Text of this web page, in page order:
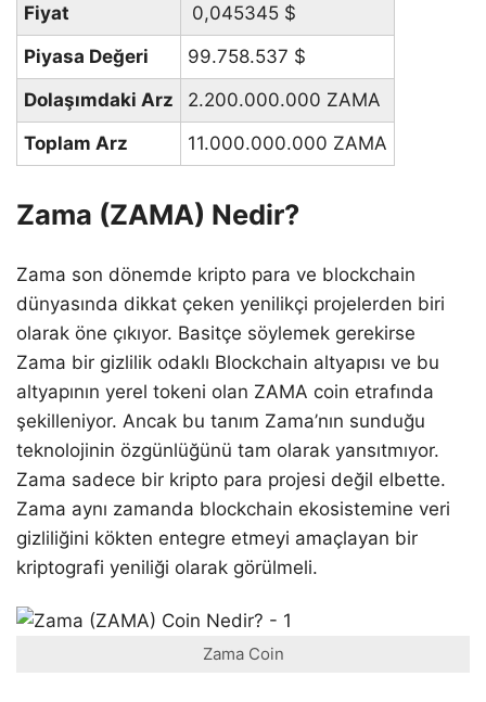
Fiyat 0,045345 $
Piyasa Değeri
99.758.537 $
Dolaşımdaki Arz
2.200.000.000 ZAMA
Toplam Arz
11.000.000.000 ZAMA
Zama (ZAMA) Nedir?
Zama son dönemde kripto para ve blockchain
dünyasında dikkat çeken yenilikçi projelerden biri
olarak öne çıkıyor. Basitçe söylemek gerekirse
Zama bir gizlilik odaklı Blockchain altyapısı ve bu
altyapının yerel tokeni olan ZAMA coin etrafında
şekilleniyor. Ancak bu tanım Zama’nın sunduğu
teknolojinin özgünlüğünü tam olarak yansıtmıyor.
Zama sadece bir kripto para projesi değil elbette.
Zama aynı zamanda blockchain ekosistemine veri
gizliliğini kökten entegre etmeyi amaçlayan bir
kriptografi yeniliği olarak görülmeli.
Zama Coin